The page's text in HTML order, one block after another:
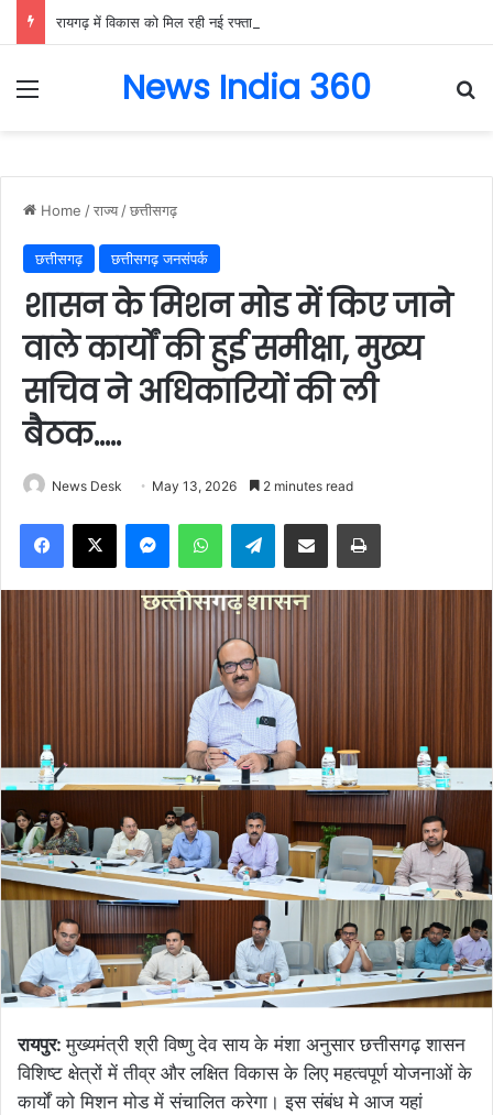
Menu News India 360
Home /राज्य /छत्तीसगढ़
छत्तीसगढ़ छत्तीसगढ़ जनसंपर्क
शासन के मिशन मोड में किए जाने
वाले कार्यों की हुई समीक्षा, मुख्य
सचिव ने अधिकारियों की ली
बैठक…..
News Desk May 13, 2026 2 minutes read
Facebook
X MessengerWhatsAppTelegramShare via Email Print
रायपुर:मुख्यमंत्री श्री विष्णु देव साय के मंशा अनुसार छत्तीसगढ़ शासन
विशिष्ट क्षेत्रों में तीव्र और लक्षित विकास के लिए महत्वपूर्ण योजनाओं के
कार्यों को मिशन मोड में संचालित करेगा। इस संबंध मे आज यहां